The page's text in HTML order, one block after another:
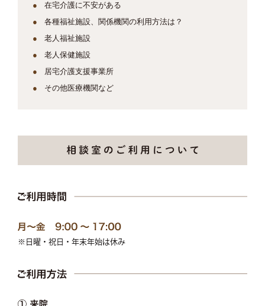
在宅介護に不安がある
各種福祉施設、関係機関の利用方法は？
老人福祉施設
老人保健施設
居宅介護支援事業所
その他医療機関など
※日曜・祝日・年末年始は休み